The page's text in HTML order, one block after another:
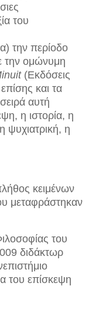
του
την περίοδο
την ομώνυμη
(Εκδόσεις
και τα
αυτή
η ιστορία, η
ψυχιατρική, η
κειμένων
μεταφράστηκαν
του
διδάκτωρ
του επίσκεψη